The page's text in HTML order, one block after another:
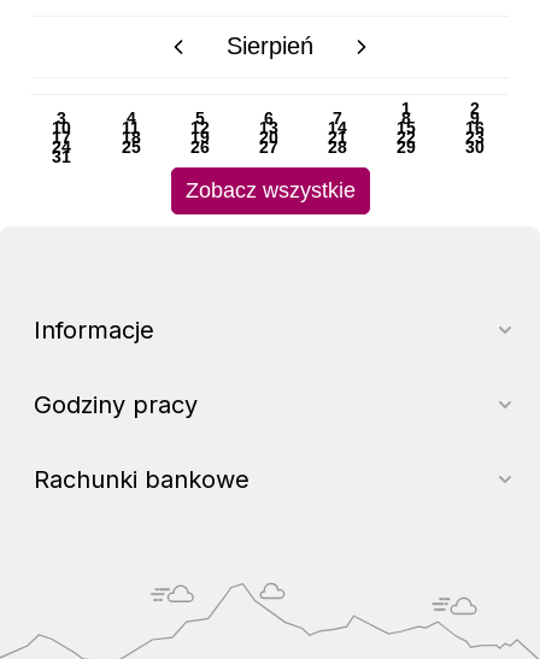
poprzedni miesiącSierpień następny miesiąc
1 2
3 4 5 6 7 8 9
10 11 12 13 14 15 16
17 18 19 20 21 22 23
24 25 26 27 28 29 30
31
Zobacz wszystkie
Informacje
Godziny pracy
Rachunki bankowe